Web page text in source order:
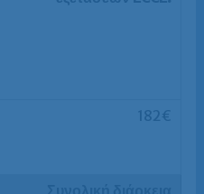
182€